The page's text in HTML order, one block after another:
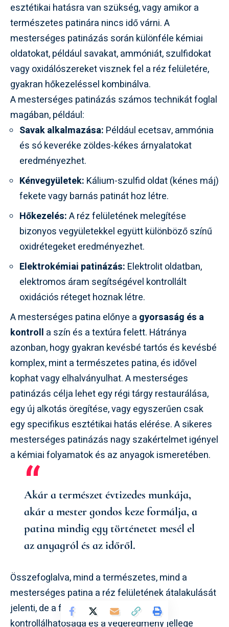
esztétikai hatásra van szükség, vagy amikor a
természetes patinára nincs idő várni. A
mesterséges patinázás során különféle kémiai
oldatokat, például savakat, ammóniát, szulfidokat
vagy oxidálószereket visznek fel a réz felületére,
gyakran hőkezeléssel kombinálva.
A mesterséges patinázás számos technikát foglal
magában, például:
Savak alkalmazása: Például ecetsav, ammónia
és só keveréke zöldes-kékes árnyalatokat
eredményezhet.
Kénvegyületek: Kálium-szulfid oldat (kénes máj)
fekete vagy barnás patinát hoz létre.
Hőkezelés:A réz felületének melegítése
bizonyos vegyületekkel együtt különböző színű
oxidrétegeket eredményezhet.
Elektrokémiai patinázás: Elektrolit oldatban,
elektromos áram segítségével kontrollált
oxidációs réteget hoznak létre.
A mesterséges patina előnye a gyorsaság és a
kontroll a szín és a textúra felett. Hátránya
azonban, hogy gyakran kevésbé tartós és kevésbé
komplex, mint a természetes patina, és idővel
kophat vagy elhalványulhat. A mesterséges
patinázás célja lehet egy régi tárgy restaurálása,
egy új alkotás öregítése, vagy egyszerűen csak
egy specifikus esztétikai hatás elérése. A sikeres
mesterséges patinázás nagy szakértelmet igényel
a kémiai folyamatok és az anyagok ismeretében.
Akár a természet évtizedes munkája,
akár a mester gondos keze formálja, a
patina mindig egy történetet mesél el
az anyagról és az időről.
Összefoglalva, mind a természetes, mind a
mesterséges patina a réz felületének átalakulását
jelenti, de a folyamat sebessége,
kontrollálhatósága és a végeredmény jellege